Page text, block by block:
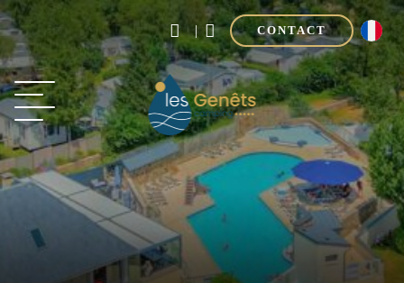
| CONTACT